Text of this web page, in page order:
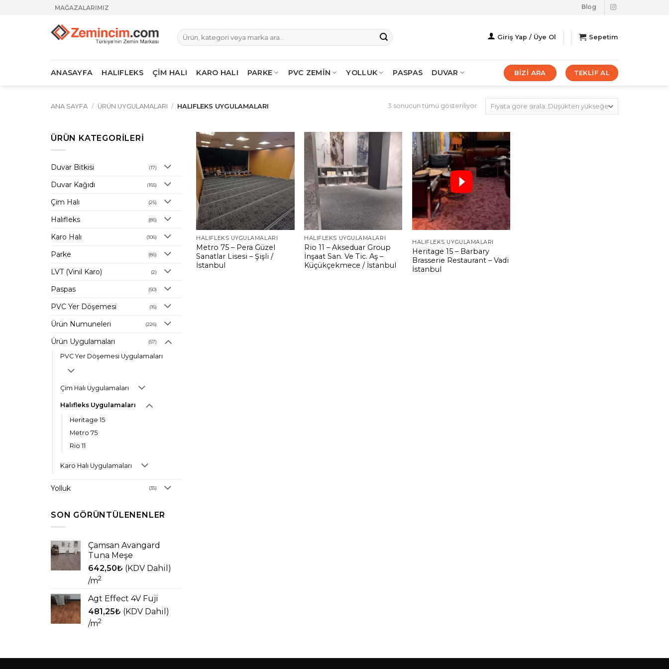
MAĞAZALARIMIZ Blog
Ara:
Giriş Yap / Üye Ol Sepetim
ANASAYFA HALIFLEKS ÇİM HALI KARO HALI PARKE PVC ZEMİN YOLLUK PASPAS DUVAR BİZİ ARA TEKLİF AL
ANA SAYFA / ÜRÜN UYGULAMALARI / HALIFLEKS UYGULAMALARI 3 sonucun tümü gösteriliyorFiyata
göre
düşükten
yükseğe
ÜRÜN KATEGORILERI
Duvar Bitkisi (17)
Duvar Kağıdı (165)
Çim Halı (25)
Halıfleks (86)
Karo Halı (106)
Parke (86)
LVT (Vinil Karo) (2)
Paspas (50)
PVC Yer Döşemesi (16)
Ürün Numuneleri (226)
Ürün Uygulamaları (57)
PVC Yer Döşemesi Uygulamaları
Çim Halı Uygulamaları
Halıfleks Uygulamaları
Heritage 15
Metro 75
Rio 11
Karo Halı Uygulamaları
Yolluk (35)
SON GÖRÜNTÜLENENLER
Çamsan Avangard
Tuna Meşe
642,50₺ (KDV Dahil)
/m2
Agt Effect 4V Fuji
481,25₺ (KDV Dahil)
/m2
HALIFLEKS UYGULAMALARI
Metro 75 – Pera Güzel
Sanatlar Lisesi – Şişli /
İstanbul
HALIFLEKS UYGULAMALARI
Rio 11 – Akseduar Group
İnşaat San. Ve Tic. Aş –
Küçükçekmece / İstanbul
HALIFLEKS UYGULAMALARI
Heritage 15 – Barbary
Brasserie Restaurant – Vadi
İstanbul